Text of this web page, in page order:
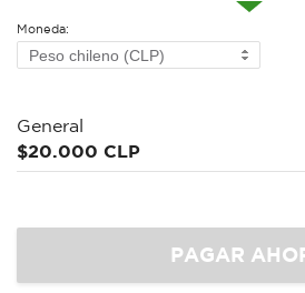
Moneda:
General
$20.000 CLP